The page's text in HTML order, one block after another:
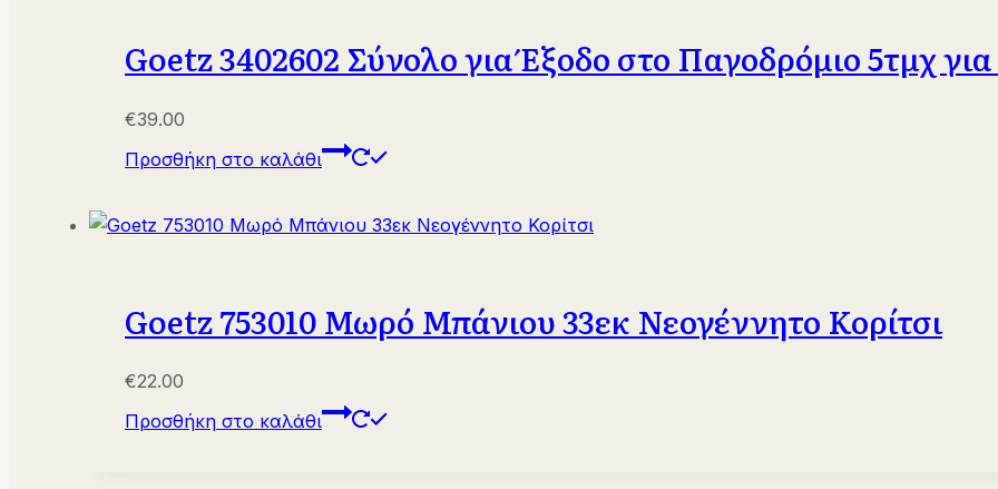
Goetz 3402602 Σύνολο για Έξοδο στο Παγοδρόμιο 5τμχ
€39.00
Προσθήκη στο καλάθι
Goetz 753010 Μωρό Μπάνιου 33εκ Νεογέννητο Κορίτσι
€22.00
Προσθήκη στο καλάθι